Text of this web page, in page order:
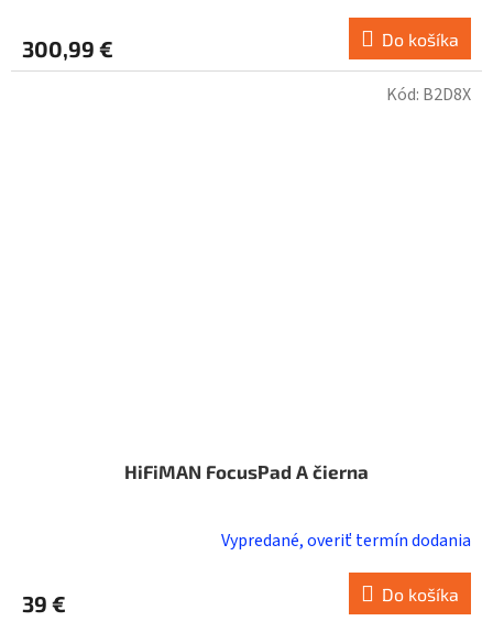
300,99 € Do košíka
HiFiMAN FocusPad A čierna
Vypredané, overiť termín dodania
39 € Do košíka
Kód: B2D8X